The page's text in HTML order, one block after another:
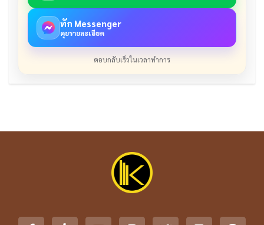
ทัก Messenger
คุยรายละเอียด
ตอบกลับเร็วในเวลาทำการ